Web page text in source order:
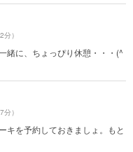
分）
緒に、ちょっぴり休憩・・・(^
分）
キを予約しておきましょ。もと